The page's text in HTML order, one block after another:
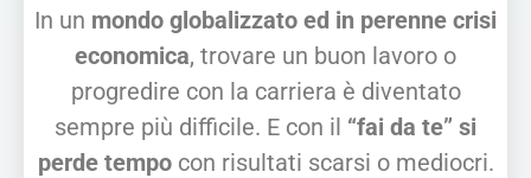
In un mondo globalizzato ed in perenne crisi
economica, trovare un buon lavoro o
progredire con la carriera è diventato
sempre più difficile. E con il “fai da te” si
perde tempocon risultati scarsi o mediocri.